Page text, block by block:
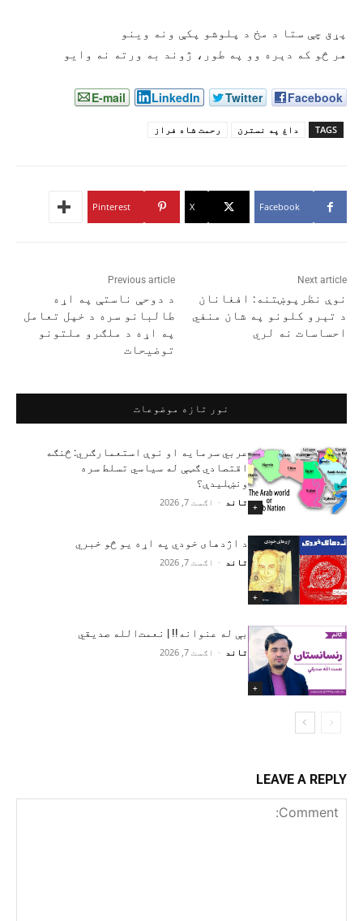
پړق چې ستا د مخ د پلوشو پکې ونه وينو
هر څو که دېره وو په طور، ژوند به ورته نه وايو
Facebook
Twitter
LinkedIn
E-mail
TAGS داغ په نسترن رحمت شاه فراز
Facebook
X
Pinterest
Previous article
د دوحې ناستې په اړه
طالبانو سره د خپل تعامل
په اړه د ملګرو ملتونو
توضیحات
Next article
نوې نظرپوښتنه: افغانان
د تېرو کلونو په شان منفي
احساسات نه لري
نور تازه موضوعات
+
عربي سرمایه او نوې استعمارګري: څنګه
اقتصادي ګټې له سیاسي تسلط سره
ونښلیدې؟
تاند - اګست 7, 2026
+
د اژدهای خودي په اړه یو څو خبري
تاند - اګست 7, 2026
+
بې له عنوانه!! | نعمت‌الله صدیقي
تاند - اګست 7, 2026
LEAVE A REPLY